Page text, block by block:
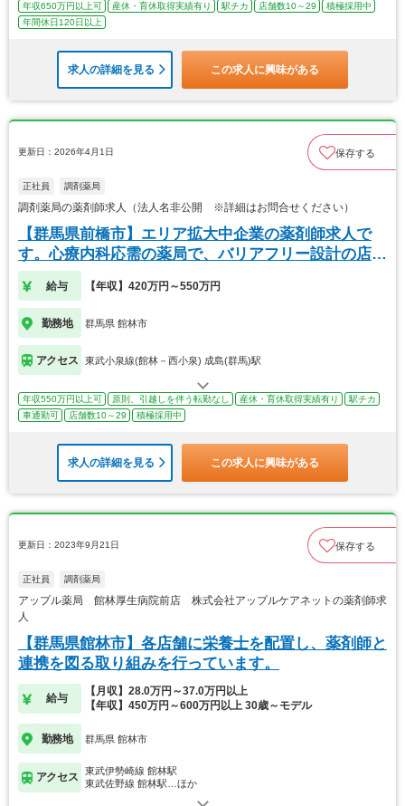
年収650万円以上可 産休・育休取得実績有り 駅チカ 店舗数10～29
積極採用中
年間休日120日以上
求人の詳細を見る この求人に興味がある
更新日：2026年4月1日 保存する
正社員 調剤薬局
調剤薬局の薬剤師求人（法人名非公開 ※詳細はお問合せください）
【群馬県前橋市】エリア拡大中企業の薬剤師求人で
す。心療内科応需の薬局で、バリアフリー設計の店舗
です。
給与 【年収】420万円～550万円
勤務地 群馬県 館林市
アクセス 東武小泉線(館林－西小泉) 成島(群馬)駅
年収550万円以上可 原則、引越しを伴う転勤なし 産休・育休取得実績有り
駅チカ
車通勤可
店舗数10～29 積極採用中
求人の詳細を見る この求人に興味がある
更新日：2023年9月21日 保存する
正社員 調剤薬局
アップル薬局 館林厚生病院前店 株式会社アップルケアネットの薬剤師求
人
【群馬県館林市】各店舗に栄養士を配置し、薬剤師と
連携を図る取り組みを行っています。
給与
【月収】28.0万円～37.0万円以上
【年収】450万円～600万円以上 30歳～モデル
勤務地 群馬県 館林市
アクセス
東武伊勢崎線 館林駅
東武佐野線 館林駅…ほか